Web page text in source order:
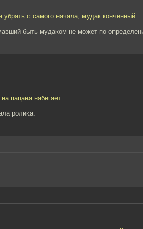
убрать с самого начала, мудак конченный.
быть мудаком не может по
пацана набегает
ролика.